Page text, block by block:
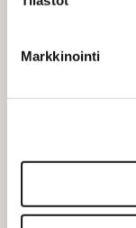
Markkinointi
150
cm